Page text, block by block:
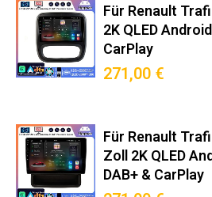
Für Renault
2K QLED
CarPlay
271,00 €
Für Renault
Zoll 2K QLED
DAB+ & CarPlay